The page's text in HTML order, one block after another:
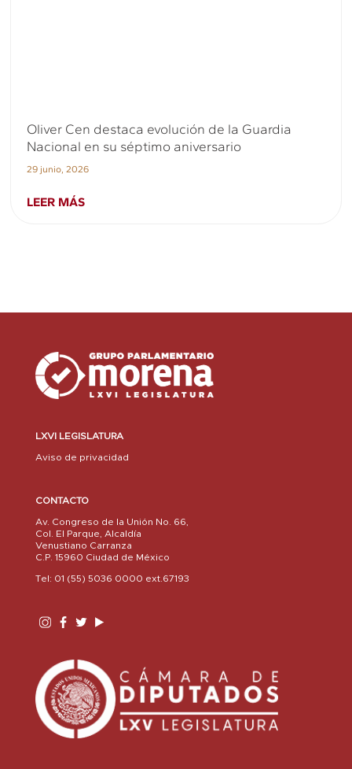
Oliver Cen destaca evolución de la Guardia
Nacional en su séptimo aniversario
29 junio, 2026
LEER MÁS
LXVI LEGISLATURA
Aviso de privacidad
CONTACTO
Av. Congreso de la Unión No. 66,
Col. El Parque, Alcaldía
Venustiano Carranza
C.P. 15960 Ciudad de México
Tel: 01 (55) 5036 0000 ext.67193